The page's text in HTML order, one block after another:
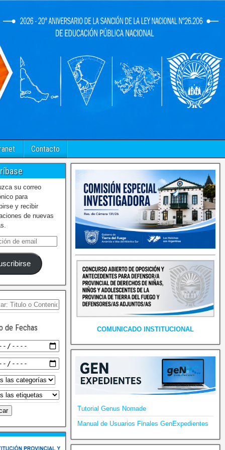
Contacto
su correo
para
y recibir
de nuevas
de Fechas COMUNICADO INSTITUCIONAL
Tutorial Genus Nomade
Manual de Usuarios Finales GenExpedientes